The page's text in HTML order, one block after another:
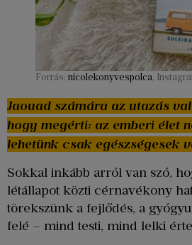
Forrás: nicolekonyvespolca ,
Jaouad számára az utazás
hogy megérti: az emberi élet
lehetünk csak egészségesek
Sokkal inkább arról van szó,
létállapot közti cérnavékony
törekszünk a fejlődés, a
felé – mind testi, mind lelki